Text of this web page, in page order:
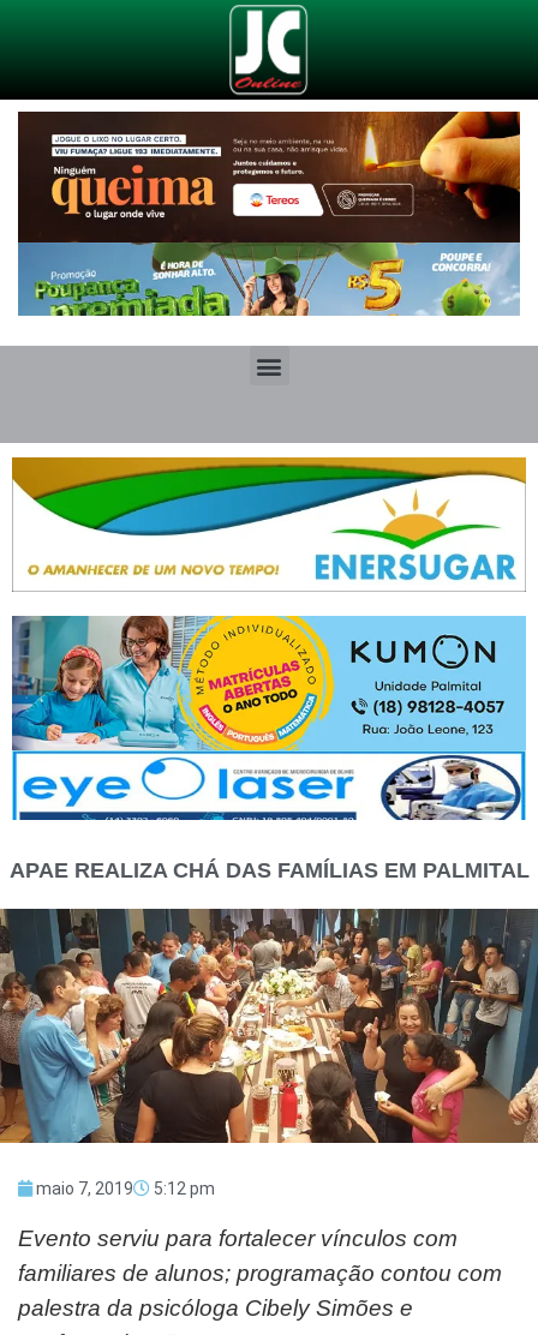
APAE REALIZA CHÁ DAS FAMÍLIAS EM PALMITAL
maio 7, 2019 5:12 pm
Evento serviu para fortalecer vínculos com
familiares de alunos; programação contou com
palestra da psicóloga Cibely Simões e